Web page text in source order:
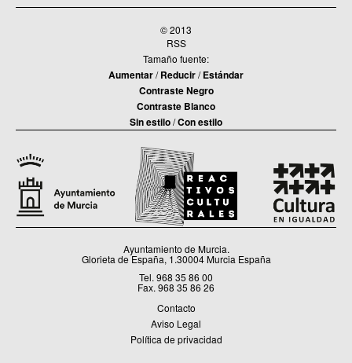
© 2013
RSS
Tamaño fuente:
Aumentar/Reducir/Estándar
Contraste Negro
Contraste Blanco
Sin estilo/Con estilo
Ayuntamiento de Murcia.
Glorieta de España, 1.30004 Murcia España
Tel. 968 35 86 00
Fax. 968 35 86 26
Contacto
Aviso Legal
Política de privacidad